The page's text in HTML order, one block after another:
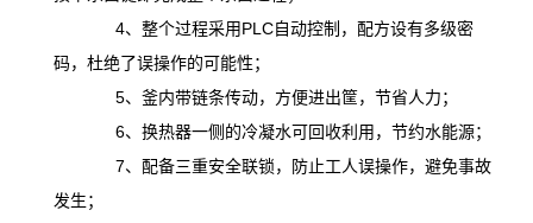
4、整个过程采用PLC自动控制，配方设有多级密
码，杜绝了误操作的可能性；
5、釜内带链条传动，方便进出筐，节省人力；
6、换热器一侧的冷凝水可回收利用，节约水能源；
7、配备三重安全联锁，防止工人误操作，避免事故
发生；